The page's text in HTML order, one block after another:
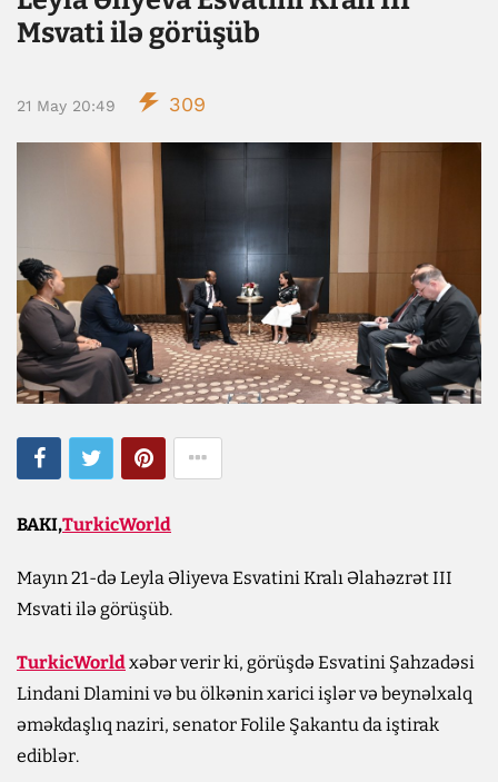
Msvati ilə görüşüb
21 May 20:49 309
BAKI,TurkicWorld
Mayın 21-də Leyla Əliyeva Esvatini Kralı Əlahəzrət III
Msvati ilə görüşüb.
TurkicWorldxəbər verir ki, görüşdə Esvatini Şahzadəsi
Lindani Dlamini və bu ölkənin xarici işlər və beynəlxalq
əməkdaşlıq naziri, senator Folile Şakantu da iştirak
ediblər.